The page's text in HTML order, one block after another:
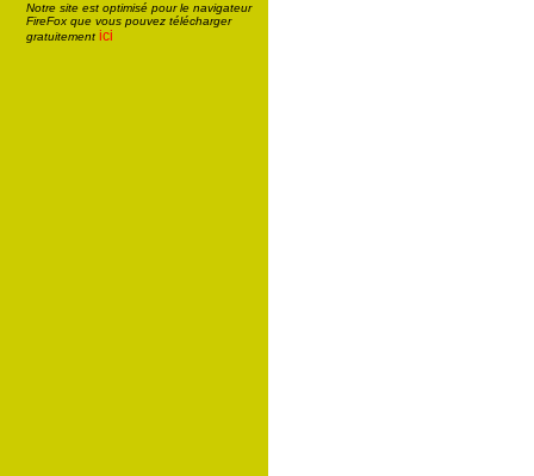
Notre site est optimisé pour le navigateur
FireFox que vous pouvez télécharger
gratuitement ici